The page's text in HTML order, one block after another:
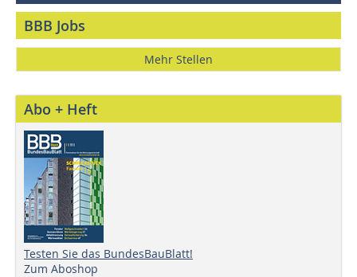
BBB Jobs
Mehr Stellen
Abo + Heft
Testen Sie das BundesBauBlatt!
Zum Aboshop